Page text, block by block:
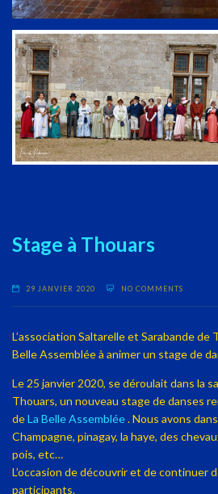
Stage à Thouars
29 JANVIER 2020 NO COMMENTS
L’association Saltarelle et Sarabande de
Belle Assemblée à animer un stage de
Le 25 janvier 2020, se déroulait dans la
Thouars, un nouveau stage de danses
deLa Belle Assemblée. Nous avons
Champagne, pinagay, la haye, des
pois, etc…
L’occasion de découvrir et de continuer
participants.